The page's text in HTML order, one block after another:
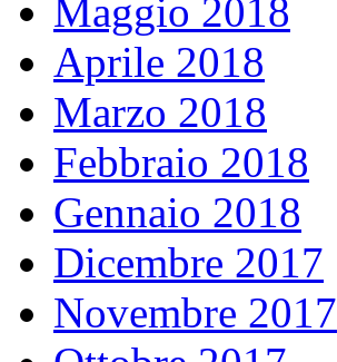
Maggio 2018
Aprile 2018
Marzo 2018
Febbraio 2018
Gennaio 2018
Dicembre 2017
Novembre 2017